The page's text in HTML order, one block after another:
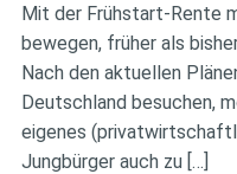
Mit der Frühstart-Rente
bewegen, früher als
Nach den aktuellen
Deutschland besuchen,
eigenes
Jungbürger auch zu […]